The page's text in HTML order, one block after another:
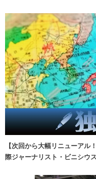
【次回から大幅リニューア
際ジャーナリスト・ビニシウ